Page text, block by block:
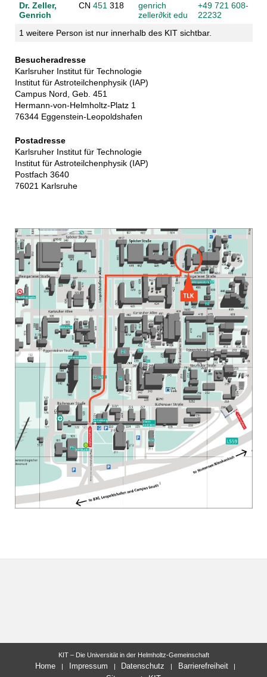
Dr. Zeller,
Genrich
CN 451 318
genrich
zeller∂kit edu
+49 721 608-
22232
1 weitere Person ist nur innerhalb des KIT sichtbar.
Besucheradresse
Karlsruher Institut für Technologie
Institut für Astroteilchenphysik (IAP)
Campus Nord, Geb. 451
Hermann-von-Helmholtz-Platz 1
76344 Eggenstein-Leopoldshafen
Postadresse
Karlsruher Institut für Technologie
Institut für Astroteilchenphysik (IAP)
Postfach 3640
76021 Karlsruhe
KIT – Die Universität in der Helmholtz-Gemeinschaft
Home Impressum Datenschutz
Barrierefreiheit